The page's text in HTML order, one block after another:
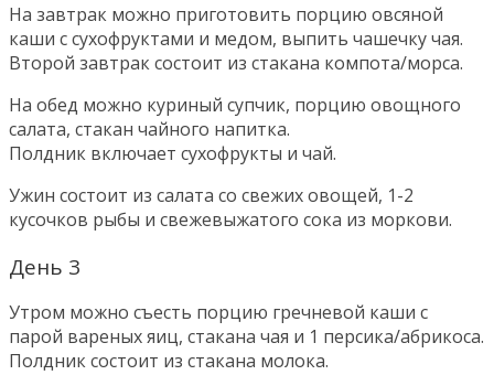
На завтрак можно приготовить порцию овсяной
каши с сухофруктами и медом, выпить чашечку чая.
Второй завтрак состоит из стакана компота/морса.
На обед можно куриный супчик, порцию овощного
салата, стакан чайного напитка.
Полдник включает сухофрукты и чай.
Ужин состоит из салата со свежих овощей, 1-2
кусочков рыбы и свежевыжатого сока из моркови.
День 3
Утром можно съесть порцию гречневой каши с
парой вареных яиц, стакана чая и 1 персика/абрикоса.
Полдник состоит из стакана молока.